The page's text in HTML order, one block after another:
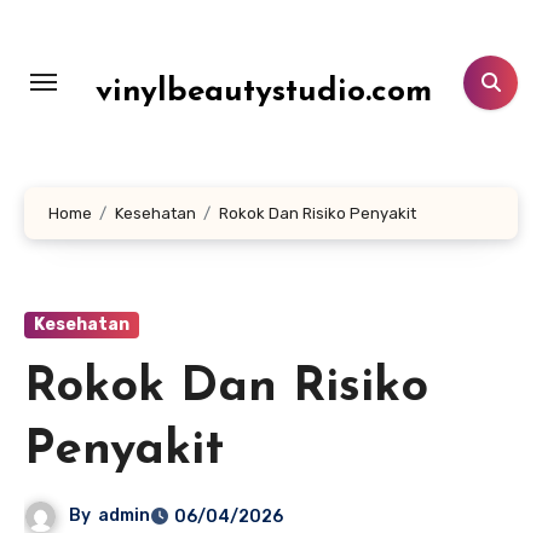
konten
vinylbeautystudio.com
Home Kesehatan Rokok Dan Risiko Penyakit
Kesehatan
Rokok Dan Risiko
Penyakit
By admin 06/04/2026